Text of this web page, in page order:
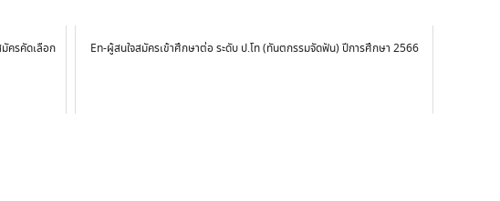
ครคัดเลือก
En-ผู้สนใจสมัครเข้าศึกษาต่อ ระดับ ป.โท (ทันตกรรมจัดฟัน) ปีการศึกษา 2566